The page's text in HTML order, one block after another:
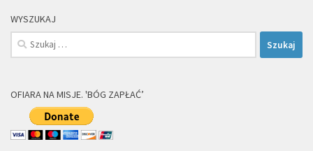
WYSZUKAJ
Szukaj:
OFIARA NA MISJE. 'BÓG ZAPŁAĆ’